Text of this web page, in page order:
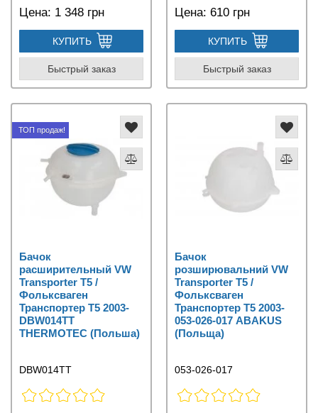
Цена: 1 348 грн
КУПИТЬ
Быстрый заказ
Цена: 610 грн
КУПИТЬ
Быстрый заказ
ТОП продаж!
Бачок
расширительный VW
Transporter T5 /
Фольксваген
Транспортер Т5 2003-
DBW014TT
THERMOTEC (Польша)
DBW014TT
Бачок
розширювальний VW
Transporter T5 /
Фольксваген
Транспортер Т5 2003-
053-026-017 ABAKUS
(Польща)
053-026-017